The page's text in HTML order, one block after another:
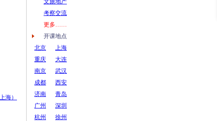
海）
文旅地产
考察交流
更多……
开课地点
北京
上海
重庆
大连
南京
武汉
成都
西安
济南
青岛
广州
深圳
杭州
徐州